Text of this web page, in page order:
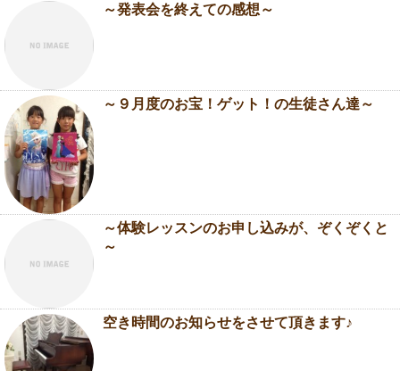
～発表会を終えての感想～
～９月度のお宝！ゲット！の生徒さん達～
～体験レッスンのお申し込みが、ぞくぞくと
～
空き時間のお知らせをさせて頂きます♪